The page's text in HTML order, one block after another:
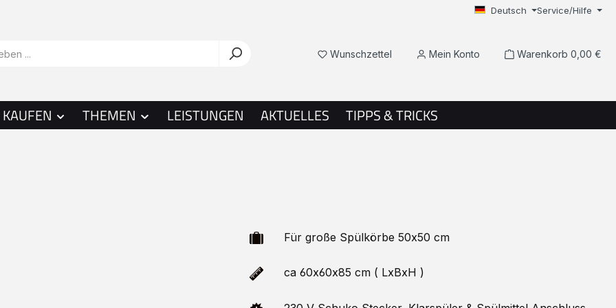
Deutsch Service/Hilfe
Wunschzettel Du hast 0 Produkte auf dem Merkzettel
Mein Konto Warenkorb 0,00 €
KAUFEN THEMEN LEISTUNGEN AKTUELLES TIPPS & TRICKS
Für große Spülkörbe 50x50 cm
ca 60x60x85 cm ( LxBxH )